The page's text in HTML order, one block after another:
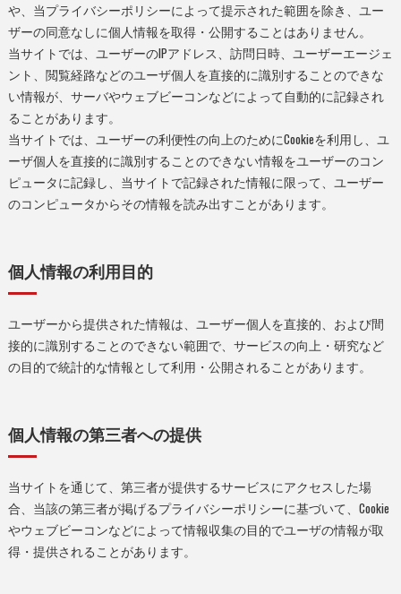
や、当プライバシーポリシーによって提示された範囲を除き、ユー
ザーの同意なしに個人情報を取得・公開することはありません。
当サイトでは、ユーザーのIPアドレス、訪問日時、ユーザーエージェ
ント、閲覧経路などのユーザ個人を直接的に識別することのできな
い情報が、サーバやウェブビーコンなどによって自動的に記録され
ることがあります。
当サイトでは、ユーザーの利便性の向上のためにCookieを利用し、ユ
ーザ個人を直接的に識別することのできない情報をユーザーのコン
ピュータに記録し、当サイトで記録された情報に限って、ユーザー
のコンピュータからその情報を読み出すことがあります。
個人情報の利用目的
ユーザーから提供された情報は、ユーザー個人を直接的、および間
接的に識別することのできない範囲で、サービスの向上・研究など
の目的で統計的な情報として利用・公開されることがあります。
個人情報の第三者への提供
当サイトを通じて、第三者が提供するサービスにアクセスした場
合、当該の第三者が掲げるプライバシーポリシーに基づいて、Cookie
やウェブビーコンなどによって情報収集の目的でユーザの情報が取
得・提供されることがあります。